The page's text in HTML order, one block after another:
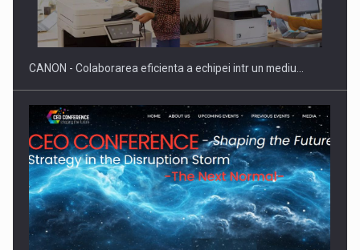
reglementari…
Proteinmaxxing and the Future of Protein Demand
CANON - Colaborarea eficienta a echipei intr un mediu…